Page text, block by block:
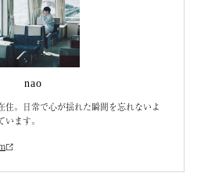
nao
住。日常で心が揺れた瞬間を忘れないよ
ます。